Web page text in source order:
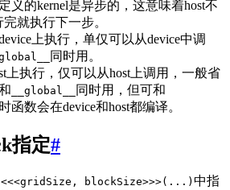
定义的kernel是异步的，这意味着host不
就执行下一步。
上执行，单仅可以从device中调
同时用。
上执行，仅可以从host上调用，一般省
__global__ 同时用，但可和
函数会在device和host都编译。
指定#
blockSize>>>(...)中指